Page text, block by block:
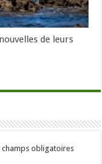
de leurs
champs obligatoires